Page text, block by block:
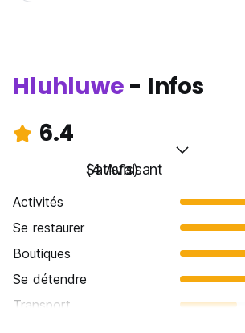
Hluhluwe - Infos
6.4
Satisfaisant
(4 Avis)
Activités
Se restaurer
Boutiques
Se détendre
Transport